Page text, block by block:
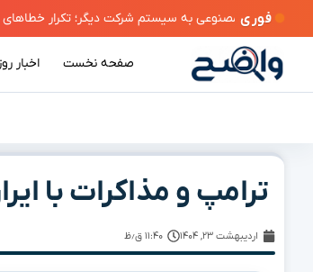
فوری
صفحه نخست اخبار روز
ترامپ و مذاکرات با
اردیبهشت ۲۳, ۱۴۰۴ ۱۱:۴۰ ق٫ظ